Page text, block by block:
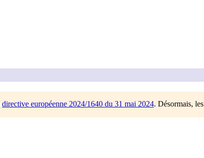
directive européenne 2024/1640 du 31 mai 2024. Désormais, les